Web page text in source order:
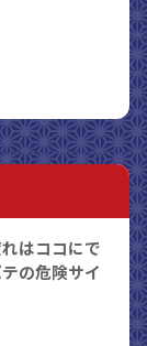
はココにで
の危険サイ